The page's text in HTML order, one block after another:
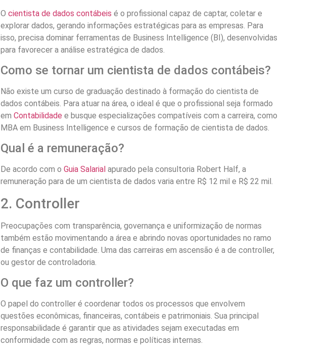
O cientista de dados contábeis é o profissional capaz de captar, coletar e
explorar dados, gerando informações estratégicas para as empresas. Para
isso, precisa dominar ferramentas de Business Intelligence (BI), desenvolvidas
para favorecer a análise estratégica de dados.
Como se tornar um cientista de dados contábeis?
Não existe um curso de graduação destinado à formação do cientista de
dados contábeis. Para atuar na área, o ideal é que o profissional seja formado
em Contabilidade e busque especializações compatíveis com a carreira, como
MBA em Business Intelligence e cursos de formação de cientista de dados.
Qual é a remuneração?
De acordo com o Guia Salarial apurado pela consultoria Robert Half, a
remuneração para de um cientista de dados varia entre R$ 12 mil e R$ 22 mil.
2. Controller
Preocupações com transparência, governança e uniformização de normas
também estão movimentando a área e abrindo novas oportunidades no ramo
de finanças e contabilidade. Uma das carreiras em ascensão é a de controller,
ou gestor de controladoria.
O que faz um controller?
O papel do controller é coordenar todos os processos que envolvem
questões econômicas, financeiras, contábeis e patrimoniais. Sua principal
responsabilidade é garantir que as atividades sejam executadas em
conformidade com as regras, normas e políticas internas.